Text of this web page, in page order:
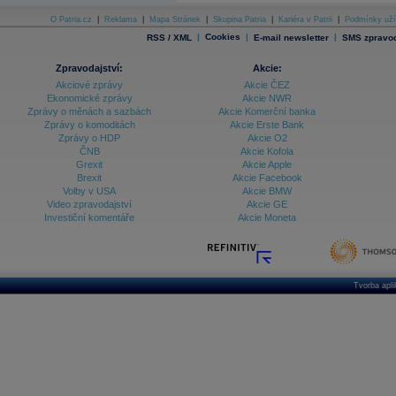
O Patria.cz Reklama Mapa Stránek Skupina Patria Kariéra v Patrii Podmínky
RSS / XML | Cookies | E-mail newsletter | SMS
Zpravodajství:
Akciové zprávy
Ekonomické zprávy
Zprávy o měnách a sazbách
Zprávy o komoditách
Zprávy o HDP
ČNB
Grexit
Brexit
Volby v USA
Video zpravodajství
Investiční komentáře
Akcie:
Akcie ČEZ
Akcie NWR
Akcie Komerční banka
Akcie Erste Bank
Akcie O2
Akcie Kofola
Akcie Apple
Akcie Facebook
Akcie BMW
Akcie GE
Akcie Moneta
Tvorba